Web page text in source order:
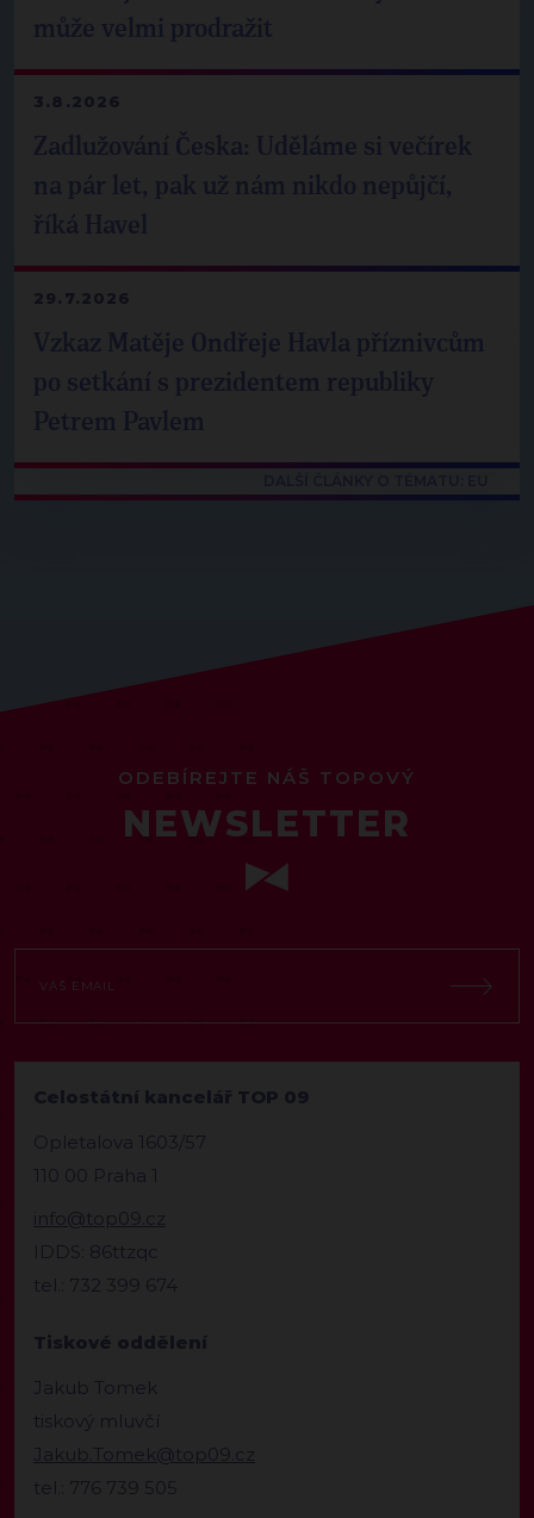
3.8.2026
29.7.2026
ODEBÍREJTE NÁŠ TOPOVÝ
NEWSLETTER
Celostátní kancelář TOP 09
Opletalova 1603/57
110 00 Praha 1
info@top09.cz
IDDS: 86ttzqc
tel.: 732 399 674
Tiskové oddělení
Jakub Tomek
tiskový mluvčí
Jakub.Tomek@top09.cz
tel.: 776 739 505